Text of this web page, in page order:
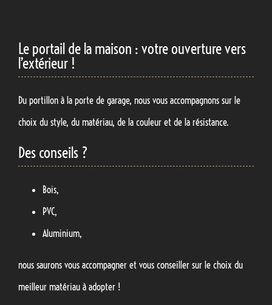
Le portail de la maison : votre ouverture vers
l’extérieur !
Du portillon à la porte de garage, nous vous accompagnons sur le
choix du style, du matériau, de la couleur et de la résistance.
Des conseils ?
Bois,
PVC,
Aluminium,
nous saurons vous accompagner et vous conseiller sur le choix du
meilleur matériau à adopter !